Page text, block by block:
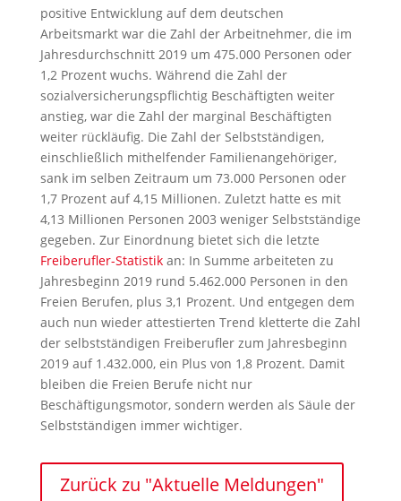
positive Entwicklung auf dem deutschen
Arbeitsmarkt war die Zahl der Arbeitnehmer, die im
Jahresdurchschnitt 2019 um 475.000 Personen oder
1,2 Prozent wuchs. Während die Zahl der
sozialversicherungspflichtig Beschäftigten weiter
anstieg, war die Zahl der marginal Beschäftigten
weiter rückläufig. Die Zahl der Selbstständigen,
einschließlich mithelfender Familienangehöriger,
sank im selben Zeitraum um 73.000 Personen oder
1,7 Prozent auf 4,15 Millionen. Zuletzt hatte es mit
4,13 Millionen Personen 2003 weniger Selbstständige
gegeben. Zur Einordnung bietet sich die letzte
Freiberufler-Statistikan: In Summe arbeiteten zu
Jahresbeginn 2019 rund 5.462.000 Personen in den
Freien Berufen, plus 3,1 Prozent. Und entgegen dem
auch nun wieder attestierten Trend kletterte die Zahl
der selbstständigen Freiberufler zum Jahresbeginn
2019 auf 1.432.000, ein Plus von 1,8 Prozent. Damit
bleiben die Freien Berufe nicht nur
Beschäftigungsmotor, sondern werden als Säule der
Selbstständigen immer wichtiger.
Zurück zu "Aktuelle Meldungen"